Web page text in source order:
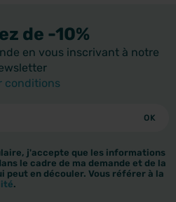
de -10%
en vous inscrivant à notre
conditions
j'accepte que les informations
le cadre de ma demande et de la
peut en découler. Vous référer à la
.